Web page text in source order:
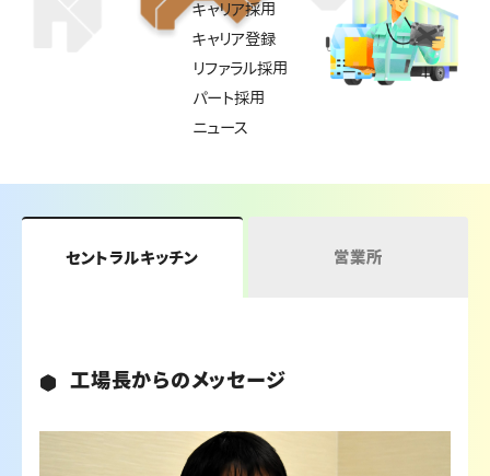
キャリア採用
キャリア登録
リファラル採用
パート採用
ニュース
セントラルキッチン 営業所
工場長からのメッセージ